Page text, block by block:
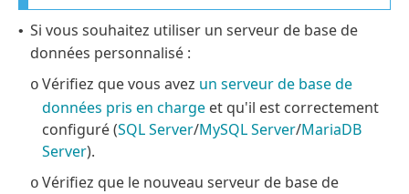
• Si vous souhaitez utiliser un serveur de base de
données personnalisé :
o Vérifiez que vous avez un serveur de base de
données pris en charge et qu'il est correctement
configuré (SQL Server/MySQL Server/MariaDB
Server).
o Vérifiez que le nouveau serveur de base de